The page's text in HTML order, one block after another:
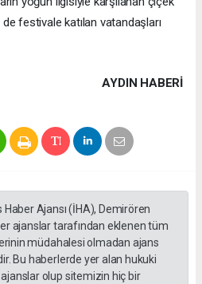
de festivale katılan vatandaşları
AYDIN HABERİ
Ajansı (İHA), Demirören
ajanslar tarafından eklenen tüm
müdahalesi olmadan ajans
Bu haberlerde yer alan hukuki
olup sitemizin hiç bir